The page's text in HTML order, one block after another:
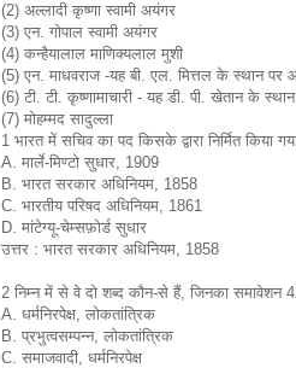
(2) अल्लादी कृष्णा स्वामी अयंगर
(3) एन. गोपाल स्वामी अयंगर
(4) कन्हैयालाल माणिक्यलाल मुशी
(5) एन. माधवराज -यह बी. एल. मित्तल के स्थान
(6) टी. टी. कृष्णामाचारी - यह डी. पी. खेतान के
(7) मोहम्मद सादुल्ला
1 भारत में सचिव का पद किसके द्वारा निर्मित किया
A. मार्ले-मिण्टो सुधार, 1909
B. भारत सरकार अधिनियम, 1858
C. भारतीय परिषद अधिनियम, 1861
D. मांटेग्यू-चेम्सफ़ोर्ड सुधार
उत्तर : भारत सरकार अधिनियम, 1858
2 निम्न में से वे दो शब्द कौन-से हैं, जिनका समावेशन
A. धर्मनिरपेक्ष, लोकतांत्रिक
B. प्रभुत्वसम्पन्न, लोकतांत्रिक
C. समाजवादी, धर्मनिरपेक्ष